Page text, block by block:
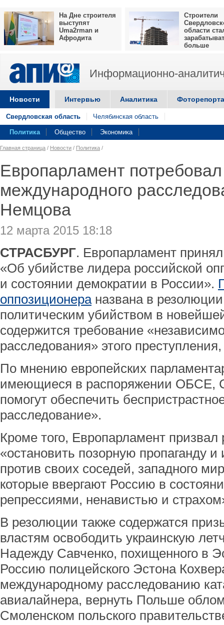
На Дне строителя
выступят
Uma2rman и
Афродита
Строители
области
больше
Информационно-
Новости Интервью Аналитика
Свердловская область Челябинская область
Политика Общество Экономика
Главная страница / Новости / Политика /
Европарламент
международного
Немцова
12 марта 2015 18:18
СТРАСБУРГ. Европарламент
«Об убийстве лидера российской
и состоянии демократии в России».
оппозиционераназвана в
политическим убийством в
содержится требование
расследования» этого
По мнению европейских
имеющиеся в распоряжении ОБСЕ,
помогут обеспечить
расследование».
Кроме того, Европарламент призвал
«остановить позорную пропаганду
против своих соседей, западного
которые ввергают Россию в
репрессиями, ненавистью и
В резолюции также содержатся
властям освободить украинскую
Надежду Савченко, похищенного в
Россию полицейского Эстона
международному расследованию
авиалайнера, вернуть Польше
Смоленском польского